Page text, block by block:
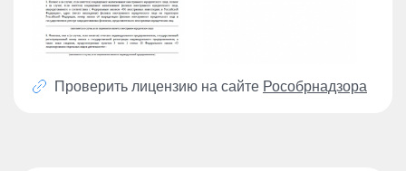
Проверить лицензию на сайте Рособрнадзора